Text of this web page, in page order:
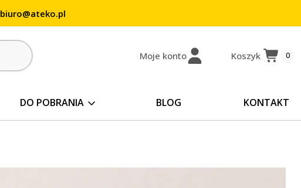
biuro@ateko.pl
Moje konto Koszyk 0
DO POBRANIA BLOG KONTAKT